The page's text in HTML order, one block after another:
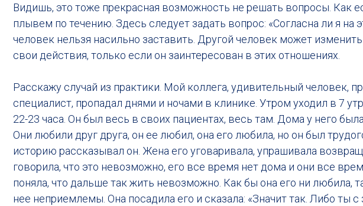
Видишь, это тоже прекрасная возможность не решать вопросы. Как
плывем по течению. Здесь следует задать вопрос: «Согласна ли я на
человек нельзя насильно заставить. Другой человек может
свои действия, только если он заинтересован в этих отношениях.
Расскажу случай из практики. Мой коллега, удивительный человек,
специалист, пропадал днями и ночами в клинике. Утром уходил в 7
22-23 часа. Он был весь в своих пациентах, весь там. Дома у него
Они любили друг друга, он ее любил, она его любила, но он был
историю рассказывал он. Жена его уговаривала, упрашивала
говорила, что это невозможно, его все время нет дома и они все
поняла, что дальше так жить невозможно. Как бы она его ни любила,
нее неприемлемы. Она посадила его и сказала: «Значит так. Либо ты с